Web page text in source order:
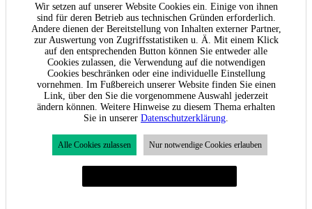
Wir setzen auf unserer Website Cookies ein. Einige von ihnen
sind für deren Betrieb aus technischen Gründen erforderlich.
Andere dienen der Bereitstellung von Inhalten externer Partner,
zur Auswertung von Zugriffsstatistiken u. Ä. Mit einem Klick
auf den entsprechenden Button können Sie entweder alle
Cookies zulassen, die Verwendung auf die notwendigen
Cookies beschränken oder eine individuelle Einstellung
vornehmen. Im Fußbereich unserer Website finden Sie einen
Link, über den Sie die vorgenommene Auswahl jederzeit
ändern können. Weitere Hinweise zu diesem Thema erhalten
Sie in unserer Datenschutzerklärung
Alle Cookies zulassen Nur notwendige Cookies erlauben